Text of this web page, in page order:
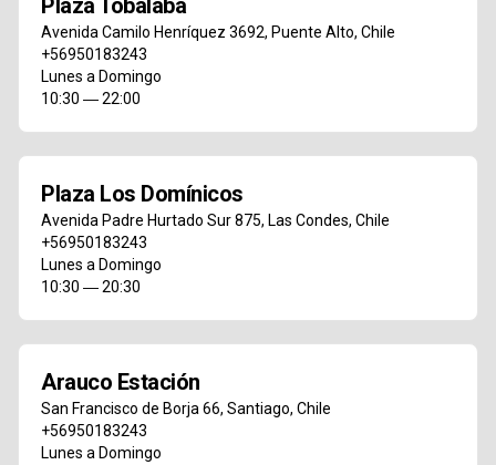
Plaza Tobalaba
Avenida Camilo Henríquez 3692, Puente Alto, Chile
+56950183243
Lunes a Domingo
10:30 ― 22:00
Plaza Los Domínicos
Avenida Padre Hurtado Sur 875, Las Condes, Chile
+56950183243
Lunes a Domingo
10:30 ― 20:30
Arauco Estación
San Francisco de Borja 66, Santiago, Chile
+56950183243
Lunes a Domingo